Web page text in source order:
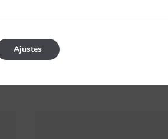
sin ánimo de lucro ni
Ajustes